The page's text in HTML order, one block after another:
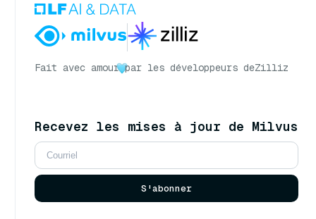
Fait avec amour par les développeurs deZilliz
Recevez les mises à jour de Milvus
S'abonner